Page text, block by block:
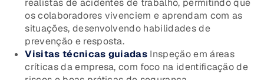
realistas de acidentes de trabalho, permitindo que
os colaboradores vivenciem e aprendam com as
situações, desenvolvendo habilidades de
prevenção e resposta.
Visitas técnicas guiadas Inspeção em áreas
críticas da empresa, com foco na identificação de